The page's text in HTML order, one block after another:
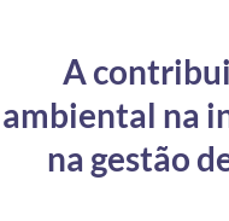
Controladoria-Geral da União
Ministério da Mulher, da Família e
A
ambiental na
na gestão